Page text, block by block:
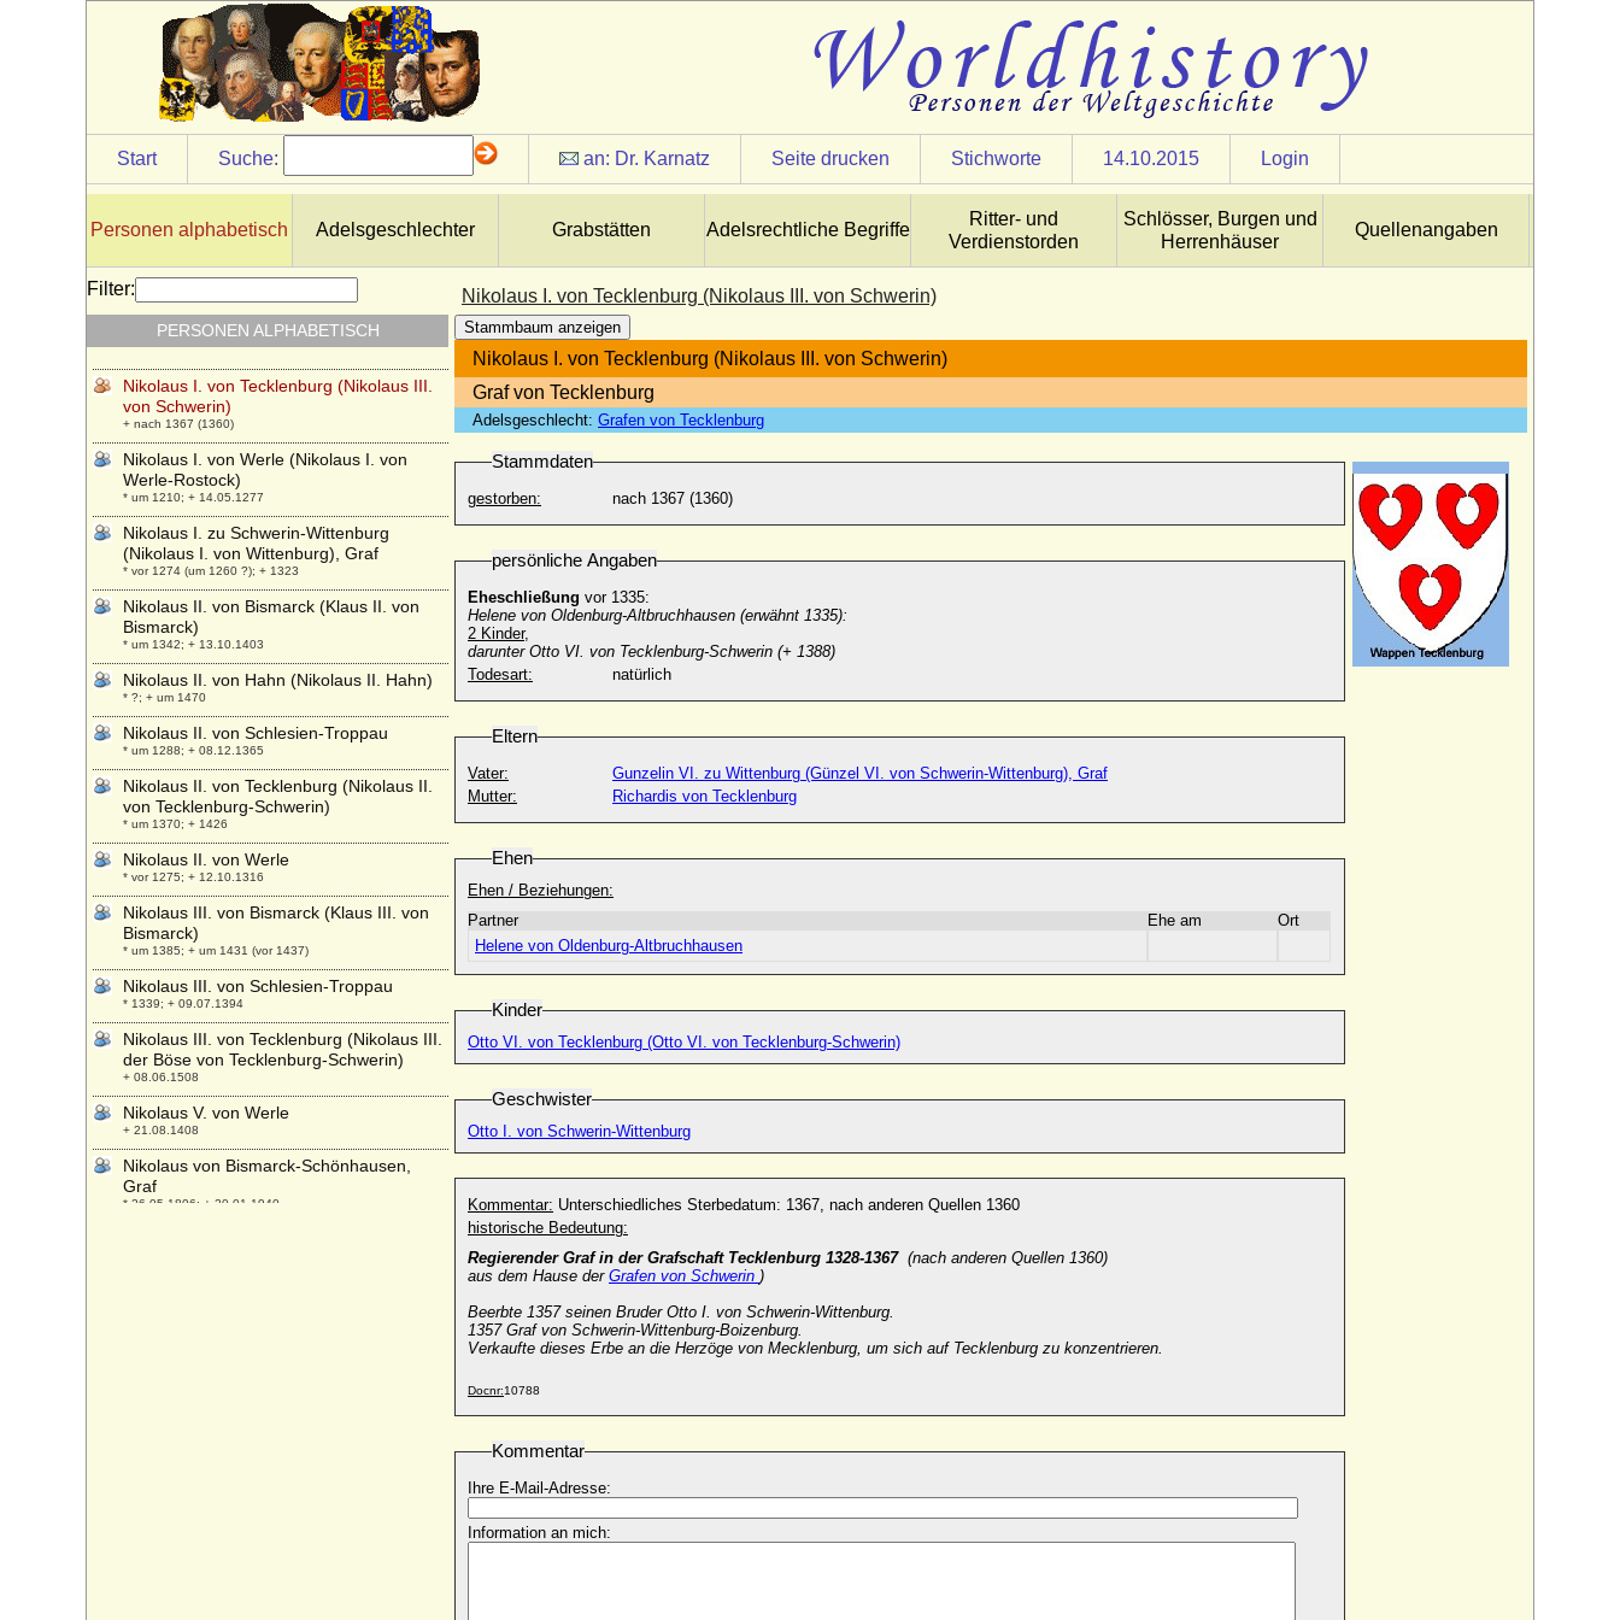
Start Suche: an: Dr. Karnatz Seite drucken Stichworte 14.10.2015 Login
Personen alphabetisch Adelsgeschlechter Grabstätten Adelsrechtliche Begriffe
Ritter- und
Verdienstorden
Schlösser, Burgen und
Herrenhäuser
Quellenangaben
Nikolaus I. von Tecklenburg (Nikolaus III. von Schwerin)
Stammbaum anzeigen
Nikolaus I. von Tecklenburg (Nikolaus III. von Schwerin)
Graf von Tecklenburg
Adelsgeschlecht: Grafen von Tecklenburg
Stammdaten
gestorben: nach 1367 (1360)
persönliche Angaben
Eheschließung vor 1335:
Helene von Oldenburg-Altbruchhausen (erwähnt 1335):
2 Kinder,
darunter Otto VI. von Tecklenburg-Schwerin (+ 1388)
Todesart:
natürlich
Eltern
Vater:
Gunzelin VI. zu Wittenburg (Günzel VI. von Schwerin-Wittenburg), Graf
Mutter:
Richardis von Tecklenburg
Ehen
Ehen / Beziehungen:
Partner
Ehe am
Ort
Helene von Oldenburg-Altbruchhausen
Kinder
Otto VI. von Tecklenburg (Otto VI. von Tecklenburg-Schwerin)
Geschwister
Otto I. von Schwerin-Wittenburg
Kommentar:
Unterschiedliches Sterbedatum: 1367, nach anderen Quellen 1360
historische Bedeutung:
Regierender Graf in der Grafschaft Tecklenburg 1328-1367 (nach anderen Quellen 1360)
aus dem Hause der Grafen von Schwerin )
Beerbte 1357 seinen Bruder Otto I. von Schwerin-Wittenburg.
1357 Graf von Schwerin-Wittenburg-Boizenburg.
Verkaufte dieses Erbe an die Herzöge von Mecklenburg, um sich auf Tecklenburg zu konzentrieren.
Docnr:10788
Kommentar
Ihre E-Mail-Adresse:
Information an mich:
Filter:
PERSONEN ALPHABETISCH
* 02.09.1667; + 11.11.1725
Nikolaus Franz von Lothringen (Nicolas II.
de Lorraine)
* 06.12.1609; + 25.01.1670
Nikolaus Gebhard Blücher von Wahlstatt,
Fürst (8)
* 25.07.1932;
Nikolaus Godefridus von Luckner
* 30.11.1750; + 27.03.1824
Bismarck)
* um 1307; + 28.08.1377
Nikolaus I. von Schlesien-Troppau
* 1255; + 25.07.1318
Nikolaus I. von Tecklenburg (Nikolaus III.
von Schwerin)
+ nach 1367 (1360)
Nikolaus I. von Werle (Nikolaus I. von
Werle-Rostock)
* um 1210; + 14.05.1277
Nikolaus I. zu Schwerin-Wittenburg
(Nikolaus I. von Wittenburg), Graf
* vor 1274 (um 1260 ?); + 1323
Nikolaus II. von Bismarck (Klaus II. von
Bismarck)
* um 1342; + 13.10.1403
Nikolaus II. von Hahn (Nikolaus II. Hahn)
* ?; + um 1470
Nikolaus II. von Schlesien-Troppau
* um 1288; + 08.12.1365
Nikolaus II. von Tecklenburg (Nikolaus II.
von Tecklenburg-Schwerin)
* um 1370; + 1426
Nikolaus II. von Werle
* vor 1275; + 12.10.1316
Nikolaus III. von Bismarck (Klaus III. von
Bismarck)
* um 1385; + um 1431 (vor 1437)
Nikolaus III. von Schlesien-Troppau
* 1339; + 09.07.1394
Nikolaus III. von Tecklenburg (Nikolaus III.
der Böse von Tecklenburg-Schwerin)
+ 08.06.1508
Nikolaus V. von Werle
+ 21.08.1408
Nikolaus von Bismarck-Schönhausen,
Graf
* 26.05.1896; + 20.01.1940